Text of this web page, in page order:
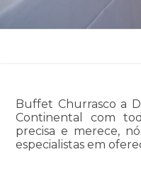
Buffet Churrasco a
Continental com
precisa e merece,
especialistas em